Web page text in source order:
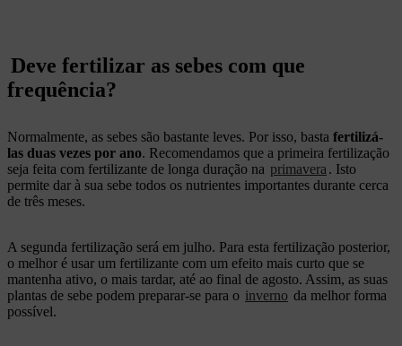
Deve fertilizar as sebes com que
frequência?
Normalmente, as sebes são bastante leves. Por isso, basta fertilizá-
las duas vezes por ano. Recomendamos que a primeira fertilização
seja feita com fertilizante de longa duração na primavera . Isto
permite dar à sua sebe todos os nutrientes importantes durante cerca
de três meses.
A segunda fertilização será em julho. Para esta fertilização posterior,
o melhor é usar um fertilizante com um efeito mais curto que se
mantenha ativo, o mais tardar, até ao final de agosto. Assim, as suas
plantas de sebe podem preparar-se para o inverno da melhor forma
possível.